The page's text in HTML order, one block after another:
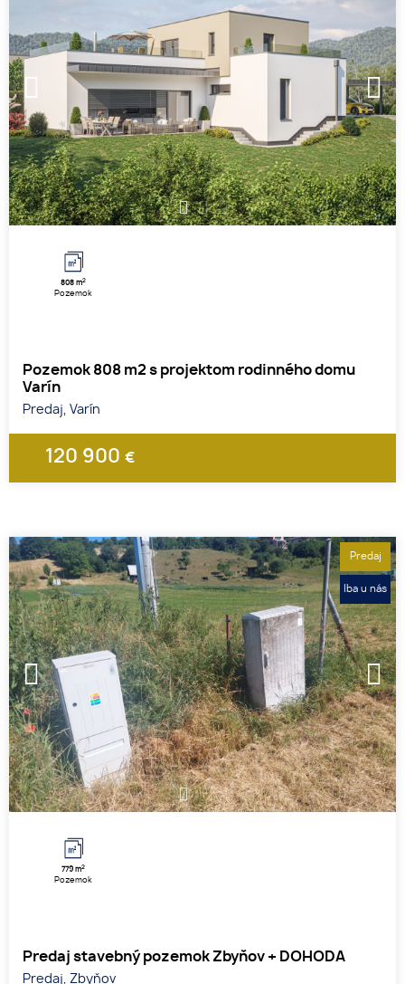
1 2 3
808 m2
Pozemok
Pozemok 808 m2 s projektom rodinného domu
Varín
Predaj, Varín
120 900 €
1 2 3
779 m2
Pozemok
Predaj stavebný pozemok Zbyňov + DOHODA
Predaj, Zbyňov
Predaj
Iba u nás